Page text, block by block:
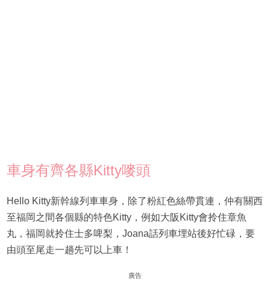
車身有齊各縣Kitty嘜頭
Hello Kitty新幹線列車車身，除了粉紅色絲帶貫連，仲有關西
至福岡之間各個縣的特色Kitty，例如大阪Kitty會拎住章魚
丸，福岡就拎住士多啤梨，Joana話列車埋站後好忙碌，要
由頭至尾走一趟先可以上車！
廣告